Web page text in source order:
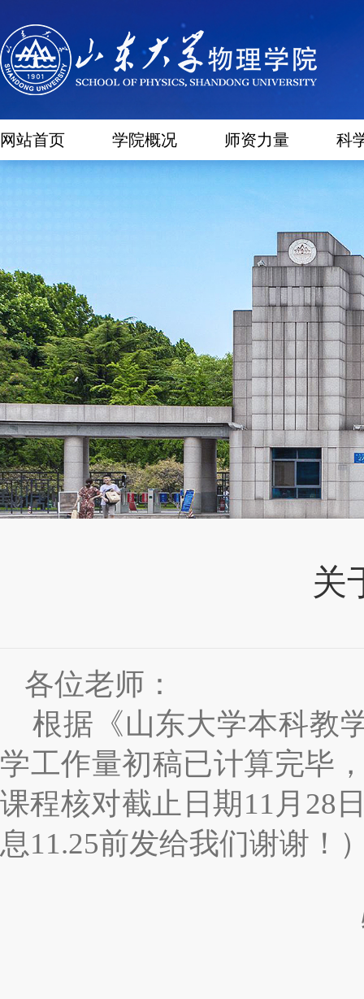
网站首页 学院概况 师资力量 科
关
各位老师：
根据《山东大学本科教
学工作量初稿已计算完毕
课程核对截止日期 11月 28
息11.25前发给我们谢谢！
物理学院